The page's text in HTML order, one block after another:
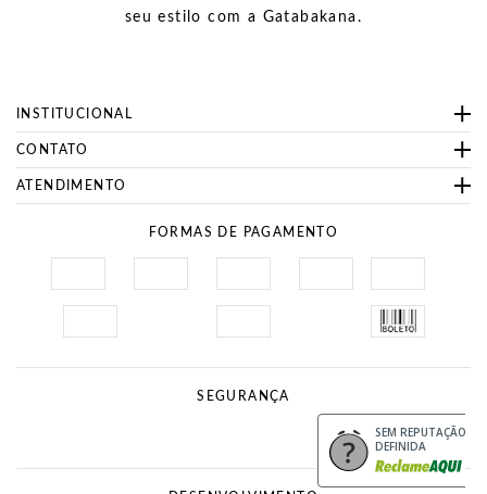
seu estilo com a Gatabakana.
INSTITUCIONAL
CONTATO
ATENDIMENTO
FORMAS DE PAGAMENTO
SEGURANÇA
SEM REPUTAÇÃO
DEFINIDA